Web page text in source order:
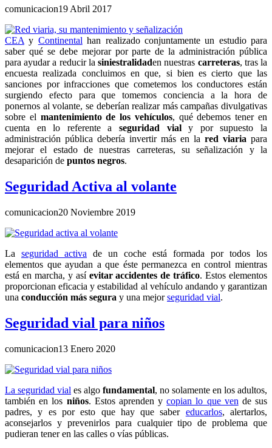
comunicacion19 Abril 2017
CEA y Continental han realizado conjuntamente un estudio para
saber qué se debe mejorar por parte de la administración pública
para ayudar a reducir lasiniestralidaden nuestras carreteras, tras la
encuesta realizada concluimos en que, si bien es cierto que las
sanciones por infracciones que cometemos los conductores están
surgiendo efecto para que tomemos conciencia a la hora de
ponernos al volante, se deberían realizar más campañas divulgativas
sobre el mantenimiento de los vehículos, qué debemos tener en
cuenta en lo referente a seguridad vialy por supuesto la
administración pública debería invertir más en la red viaria para
mejorar el estado de nuestras carreteras, su señalización y la
desaparición de puntos negros.
Seguridad Activa al volante
comunicacion20 Noviembre 2019
La seguridad activa de un coche está formada por todos los
elementos que ayudan a que éste permanezca en control mientras
está en marcha, y así evitar accidentes de tráfico. Estos elementos
proporcionan eficacia y estabilidad al vehículo andando y garantizan
una conducción más segura y una mejorseguridad vial.
Seguridad vial para niños
comunicacion13 Enero 2020
La seguridad vial es algo fundamental, no solamente en los adultos,
también en los niños. Estos aprenden ycopian lo que ven de sus
padres, y es por esto que hay que saber educarlos, alertarlos,
aconsejarlos y prevenirlos para cualquier tipo de problema que
pudieran tener en las calles o vías públicas.